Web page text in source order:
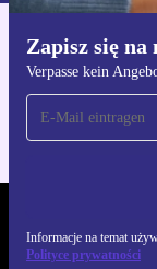
Zapisz się na
Verpasse kein
Informacje na temat
Polityce prywatności